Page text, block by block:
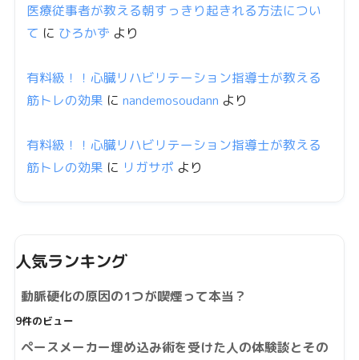
医療従事者が教える朝すっきり起きれる方法につい
て に ひろかず より
有料級！！心臓リハビリテーション指導士が教える
筋トレの効果 に nandemosoudann より
有料級！！心臓リハビリテーション指導士が教える
筋トレの効果 に リガサポ より
人気ランキング
動脈硬化の原因の1つが喫煙って本当？
9件のビュー
ペースメーカー埋め込み術を受けた人の体験談とその